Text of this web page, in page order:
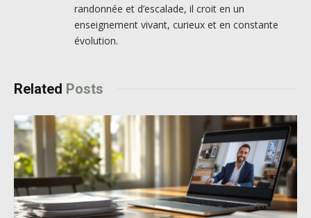
randonnée et d’escalade, il croit en un
enseignement vivant, curieux et en constante
évolution.
Related Posts